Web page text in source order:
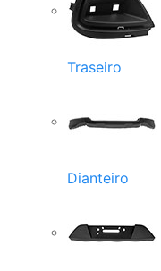
Traseiro
Dianteiro